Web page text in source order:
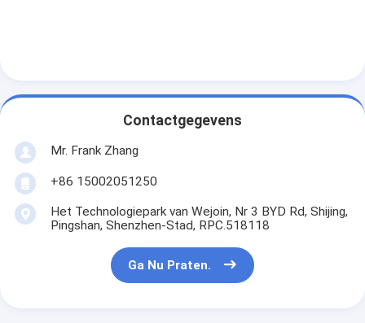
Contactgegevens
Mr. Frank Zhang
+86 15002051250
Het Technologiepark van Wejoin, Nr 3 BYD Rd, Shijing,
Pingshan, Shenzhen-Stad, RPC.518118
Ga Nu Praten.